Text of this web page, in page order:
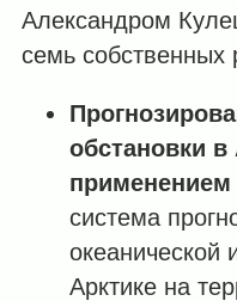
Александром
семь собственных
обстановки в
система
океанической
Арктике на